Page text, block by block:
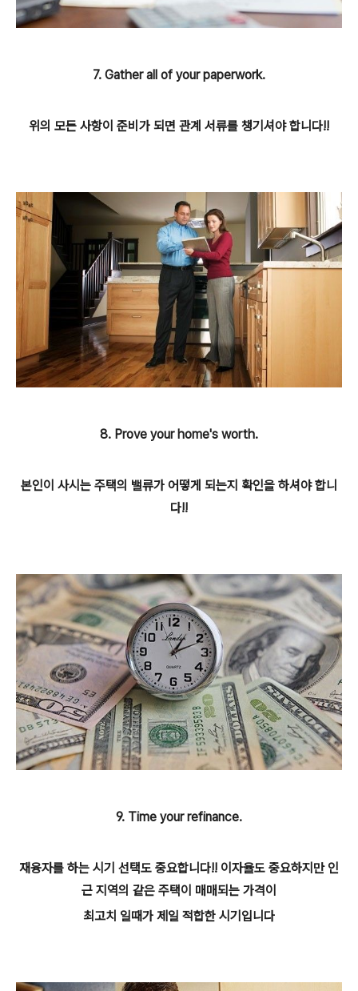
7. Gather all of your paperwork.
위의 모든 사항이 준비가 되면 관계 서류를 챙기셔야 합니다!!
8. Prove your home's worth.
본인이 사시는 주택의 밸류가 어떻게 되는지 확인을 하셔야 합니
다!!
9. Time your refinance.
재융자를 하는 시기 선택도 중요합니다!! 이자율도 중요하지만 인
근 지역의 같은 주택이 매매되는 가격이
최고치 일때가 제일 적합한 시기입니다